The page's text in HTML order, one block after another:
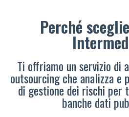
Perché
Ti offriamo un servizio di
outsourcing che analizza e
di gestione dei rischi per
banche dati